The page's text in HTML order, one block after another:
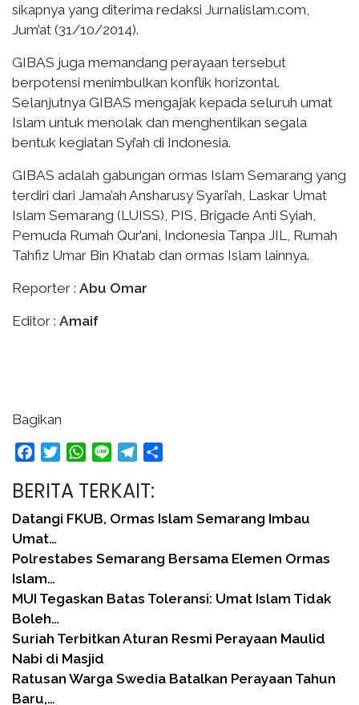
sikapnya yang diterima redaksi Jurnalislam.com,
Jum’at (31/10/2014).
GIBAS juga memandang perayaan tersebut
berpotensi menimbulkan konflik horizontal.
Selanjutnya GIBAS mengajak kepada seluruh umat
Islam untuk menolak dan menghentikan segala
bentuk kegiatan Syi’ah di Indonesia.
GIBAS adalah gabungan ormas Islam Semarang yang
terdiri dari Jama’ah Ansharusy Syari’ah, Laskar Umat
Islam Semarang (LUISS), PIS, Brigade Anti Syiah,
Pemuda Rumah Qur’ani, Indonesia Tanpa JIL, Rumah
Tahfiz Umar Bin Khatab dan ormas Islam lainnya.
Reporter : Abu Omar
Editor : Amaif
Bagikan
FacebookTwitterWhatsApp
Line Telegram
BERITA TERKAIT:
Datangi FKUB, Ormas Islam Semarang Imbau
Umat…
Polrestabes Semarang Bersama Elemen Ormas
Islam…
MUI Tegaskan Batas Toleransi: Umat Islam Tidak
Boleh…
Suriah Terbitkan Aturan Resmi Perayaan Maulid
Nabi di Masjid
Ratusan Warga Swedia Batalkan Perayaan Tahun
Baru,…